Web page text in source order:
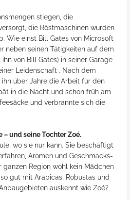
stiegen, die
die Röstmaschinen wurden
Wie einst Bill Gates von Microsoft
neben seinen Tätigkeiten auf dem
von Bill Gates) in seiner Garage
Leidenschaft . Nach dem
über Jahre die Arbeit für den
in die Nacht und schon früh am
und verbrannte sich die
– und seine Tochter Zoé.
wo sie nur kann. Sie beschäftigt
Aromen und Geschmacks-
ganzen Region wohl kein Mädchen
gut mit Arabicas, Robustas und
auskennt wie Zoé?